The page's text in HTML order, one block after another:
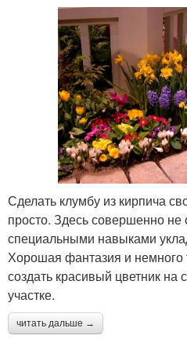
Сделать клумбу из кирпича
просто. Здесь совершенно не
специальными навыками
Хорошая фантазия и немного
создать красивый цветник
участке.
читать дальше →